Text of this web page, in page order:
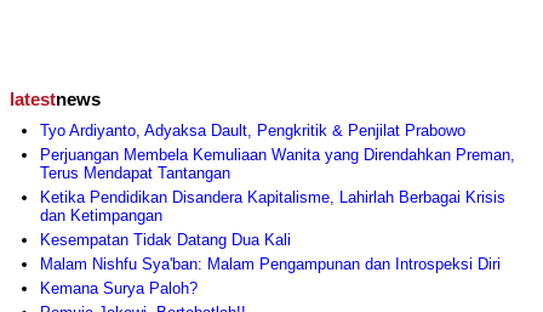
latestnews
Tyo Ardiyanto, Adyaksa Dault, Pengkritik & Penjilat Prabowo
Perjuangan Membela Kemuliaan Wanita yang Direndahkan Preman,
Terus Mendapat Tantangan
Ketika Pendidikan Disandera Kapitalisme, Lahirlah Berbagai Krisis
dan Ketimpangan
Kesempatan Tidak Datang Dua Kali
Malam Nishfu Sya'ban: Malam Pengampunan dan Introspeksi Diri
Kemana Surya Paloh?